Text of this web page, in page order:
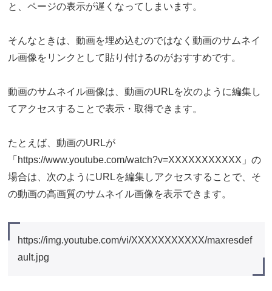
と、ページの表示が遅くなってしまいます。
そんなときは、動画を埋め込むのではなく動画のサムネイ
ル画像をリンクとして貼り付けるのがおすすめです。
動画のサムネイル画像は、動画のURLを次のように編集し
てアクセスすることで表示・取得できます。
たとえば、動画のURLが
「https://www.youtube.com/watch?v=XXXXXXXXXXX」の
場合は、次のようにURLを編集しアクセスすることで、そ
の動画の高画質のサムネイル画像を表示できます。
https://img.youtube.com/vi/XXXXXXXXXXX/maxresdef
ault.jpg